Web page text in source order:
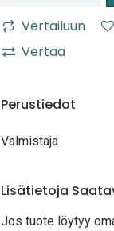
Vertailuun
Vertaa
Perustiedot
Valmistaja
Lisätietoja
Jos tuote löytyy